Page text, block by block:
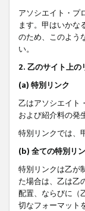
アソシエイト・プ
ます。甲はいかな
のため、このよう
い。
2. 乙のサイト上の
(a) 特別リンク
乙はアソシエイト
および紹介料の発
特別リンクでは、
(b) 全ての特別リ
特別リンクは乙が
た場合は、乙は乙
配置、ならびに（
切なフォーマット